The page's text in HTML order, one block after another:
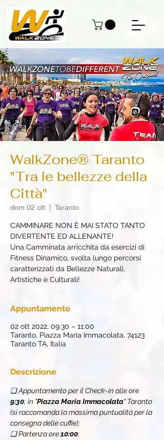
WalkZone® Taranto
"Tra le bellezze della
Città"
dom 02 ott
  |
Taranto
CAMMINARE NON È MAI STATO TANTO
DIVERTENTE ED ALLENANTE!
Una Camminata arricchita da esercizi di
Fitness Dinamico, svolta lungo percorsi
caratterizzati da Bellezze Naturali,
Artistiche e Culturali!
Appuntamento
02 ott 2022, 09:30 – 11:00
Taranto, Piazza Maria Immacolata, 74123
Taranto TA, Italia
Descrizione
❏ Appuntamento per il Check-in alle ore
9:30; in "Piazza Maria Immacolata" Taranto
(si raccomanda la massima puntualità per la
consegna delle cuffie);
❏ Partenza ore 10:00;